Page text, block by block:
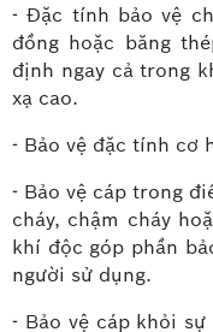
- Đặc tính bảo vệ
đồng hoặc băng
định ngay cả trong
xạ cao.
- Bảo vệ đặc tính cơ
- Bảo vệ cáp trong
cháy, chậm cháy
khí độc góp phần
người sử dụng.
- Bảo vệ cáp khỏi